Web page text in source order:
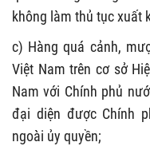
không làm thủ tục xuất
c) Hàng quá cảnh,
Việt Nam trên cơ sở
Nam với Chính phủ
đại diện được Chính
ngoài ủy quyền;